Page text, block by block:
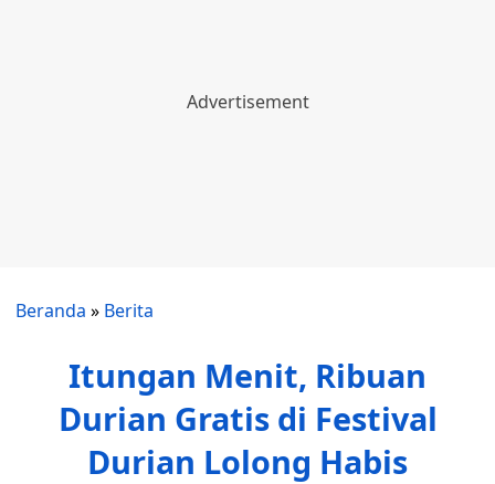
Beranda » Berita
Itungan Menit, Ribuan
Durian Gratis di Festival
Durian Lolong Habis